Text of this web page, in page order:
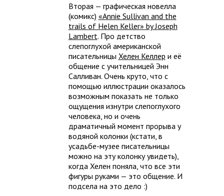
Вторая — графическая новелла
(комикс) «Annie Sullivan and the
trails of Helen Keller» by Joseph
Lambert. Про детство
слепоглухой американской
писательницы Хелен Келлер и её
общение с учительницей Энн
Салливан. Очень круто, что с
помощью иллюстрации оказалось
возможным показать не только
ощущения изнутри слепоглухого
человека, но и очень
драматичный момент прорыва у
водяной колонки (кстати, в
усадьбе-музее писательницы
можно на эту колонку увидеть),
когда Хелен поняла, что все эти
фигуры руками — это общение. И
подсела на это дело :)